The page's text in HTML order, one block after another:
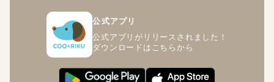
公式アプリ
公式アプリがリリースされました！
ダウンロードはこちらから